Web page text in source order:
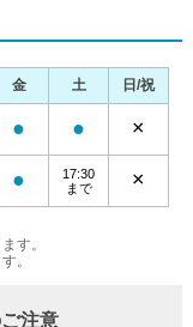
す。
。
金 土
日/祝
● ● ×
●
17:30
まで
×
注意